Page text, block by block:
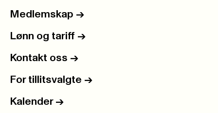
Medlemskap ->
Lønn og tariff ->
Kontakt oss ->
For tillitsvalgte ->
Kalender ->